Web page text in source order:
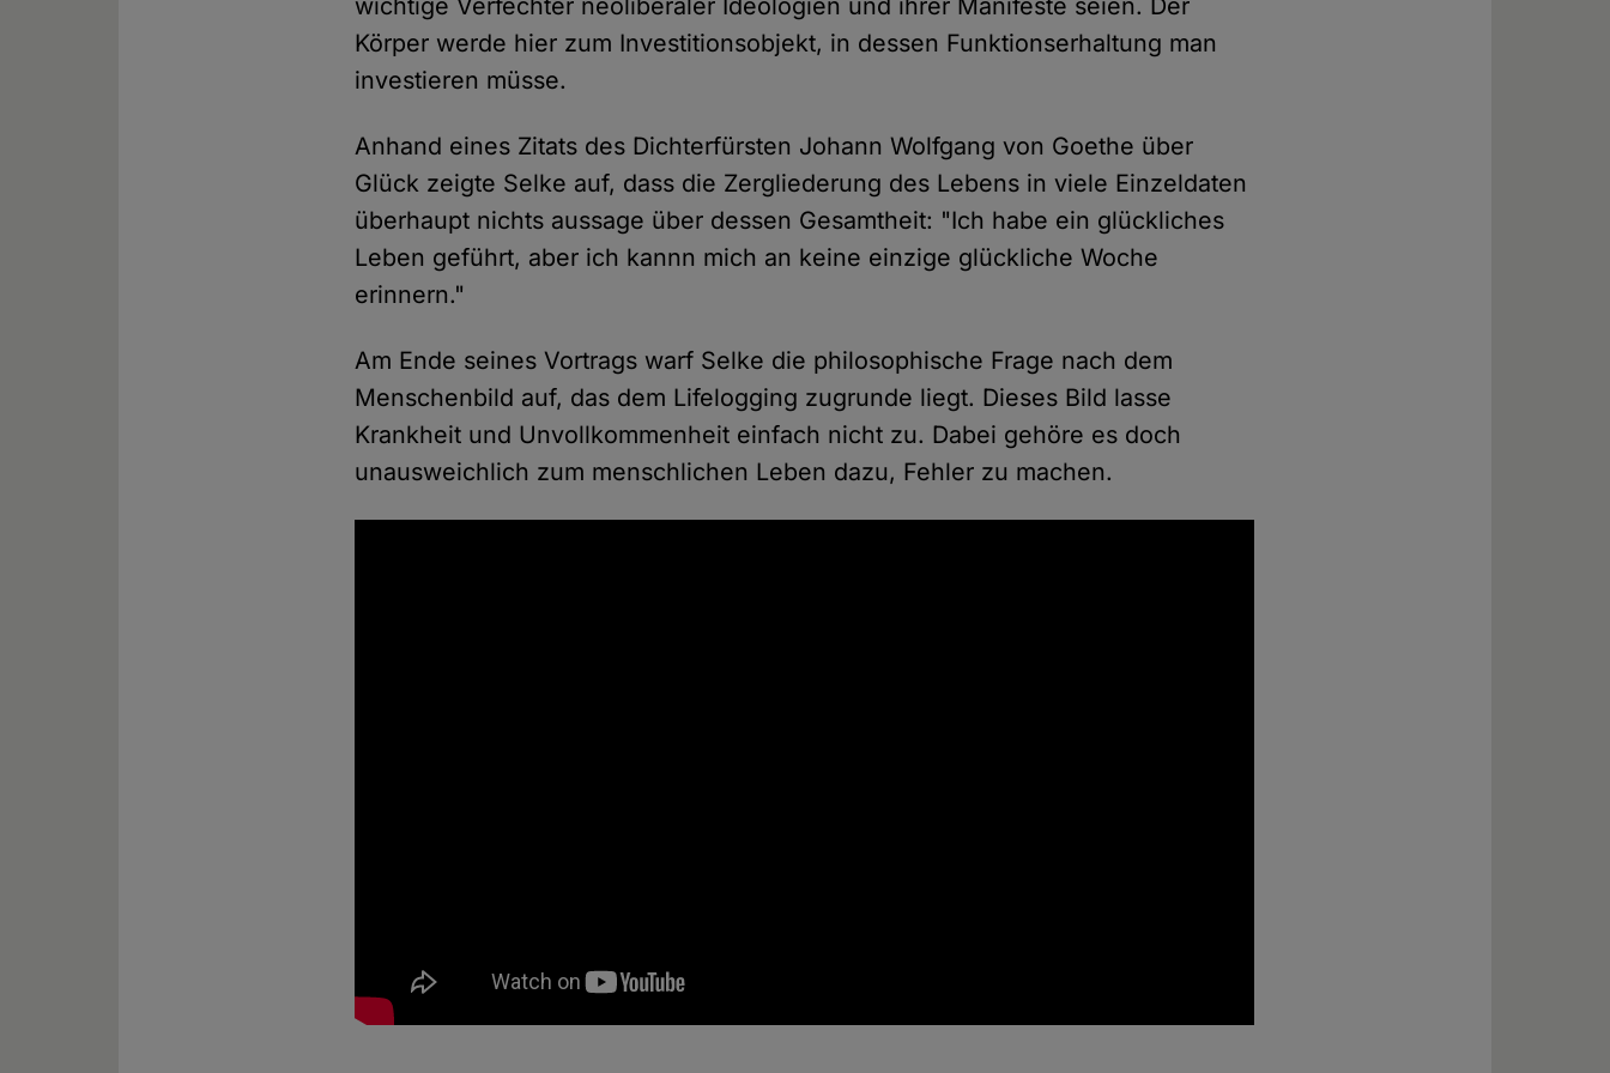
wichtige Verfechter neoliberaler Ideologien und ihrer Manifeste seien. Der
Körper werde hier zum Investitionsobjekt, in dessen Funktionserhaltung man
investieren müsse.
Anhand eines Zitats des Dichterfürsten Johann Wolfgang von Goethe über
Glück zeigte Selke auf, dass die Zergliederung des Lebens in viele Einzeldaten
überhaupt nichts aussage über dessen Gesamtheit: "Ich habe ein glückliches
Leben geführt, aber ich kannn mich an keine einzige glückliche Woche
erinnern."
Am Ende seines Vortrags warf Selke die philosophische Frage nach dem
Menschenbild auf, das dem Lifelogging zugrunde liegt. Dieses Bild lasse
Krankheit und Unvollkommenheit einfach nicht zu. Dabei gehöre es doch
unausweichlich zum menschlichen Leben dazu, Fehler zu machen.